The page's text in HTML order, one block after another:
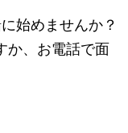
始めませんか？
か、お電話で面